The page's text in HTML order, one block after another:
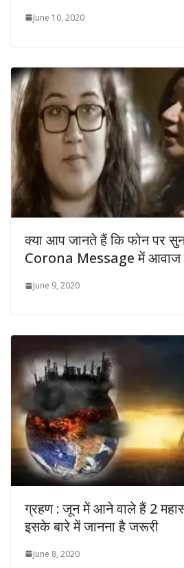
June 10, 2020
क्या आप जानते हैं कि फोन पर
Corona Message में आवाज
June 9, 2020
ग्रहण : जून में आने वाले हैं 2
इसके बारे में जानना है जरूरी
June 8, 2020